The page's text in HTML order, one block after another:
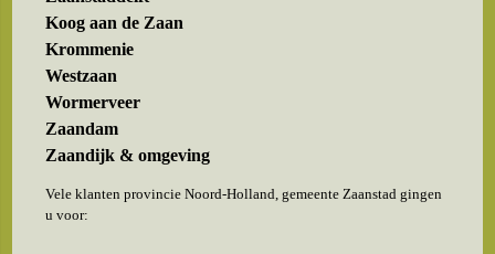
Koog aan de Zaan
Krommenie
Westzaan
Wormerveer
Zaandam
Zaandijk & omgeving
Vele klanten provincie Noord-Holland, gemeente Zaanstad gingen
u voor: